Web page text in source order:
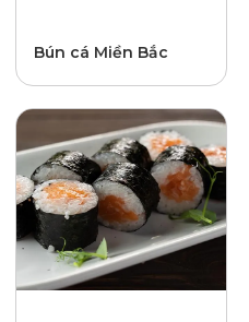
Bún cá Miền Bắc